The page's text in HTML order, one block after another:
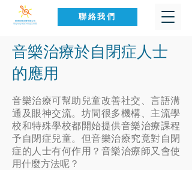
聯絡我們
音樂治療於自閉症人士
的應用
音樂治療可幫助兒童改善社交、言語溝
通及眼神交流。坊間很多機構、主流學
校和特殊學校都開始提供音樂治療課程
予自閉症兒童。但音樂治療究竟對自閉
症的人士有何作用？音樂治療師又會使
用什麼方法呢？